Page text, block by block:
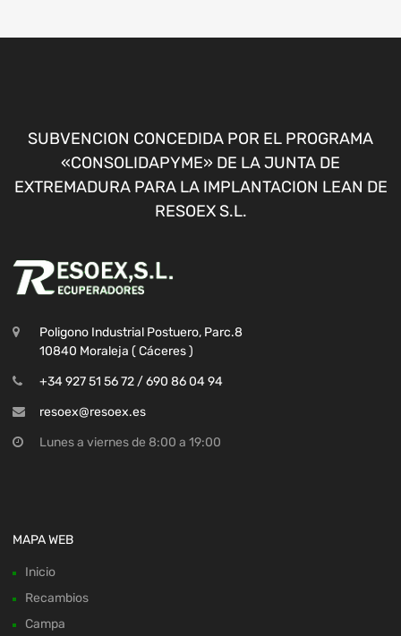
SUBVENCION CONCEDIDA POR EL PROGRAMA
«CONSOLIDAPYME» DE LA JUNTA DE
EXTREMADURA PARA LA IMPLANTACION LEAN DE
RESOEX S.L.
Poligono Industrial Postuero, Parc.8
10840 Moraleja ( Cáceres )
+34 927 51 56 72 / 690 86 04 94
resoex@resoex.es
Lunes a viernes de 8:00 a 19:00
MAPA WEB
Inicio
Recambios
Campa